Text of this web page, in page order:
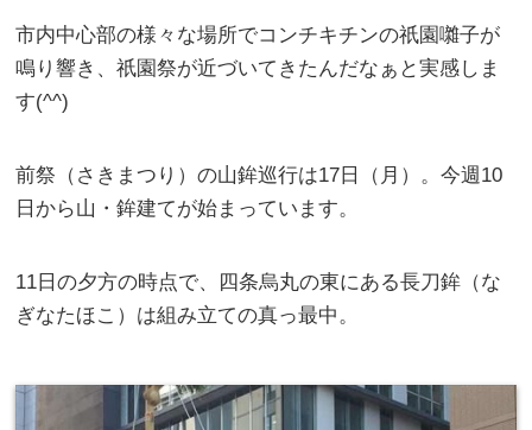
市内中心部の様々な場所でコンチキチンの祇園囃子が
鳴り響き、祇園祭が近づいてきたんだなぁと実感しま
す(^^)
前祭（さきまつり）の山鉾巡行は17日（月）。今週10
日から山・鉾建てが始まっています。
11日の夕方の時点で、四条烏丸の東にある長刀鉾（な
ぎなたほこ）は組み立ての真っ最中。